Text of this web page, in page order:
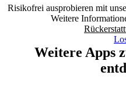
Risikofrei ausprobieren mit
Weitere
Weitere Apps